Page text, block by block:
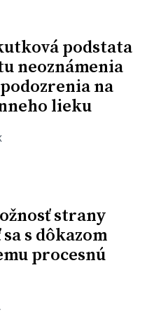
podstata
neoznámenia
na
lieku
strany
s dôkazom
procesnú